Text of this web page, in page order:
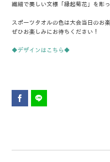
繊細で美しい文様「縁起菊花」を彫
スポーツタオルの色は大会当日のお
ぜひお楽しみにお待ちください！
◆デザインはこちら◆